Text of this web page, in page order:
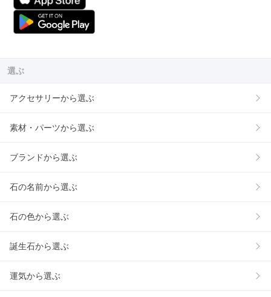
選ぶ
アクセサリーから選ぶ
素材・パーツから選ぶ
ブランドから選ぶ
石の名前から選ぶ
石の色から選ぶ
誕生石から選ぶ
運気から選ぶ